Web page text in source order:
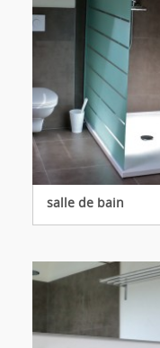
salle de bain